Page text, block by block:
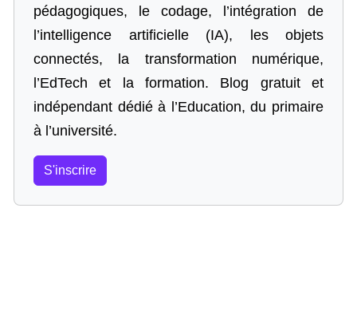
pédagogiques, le codage,
l’intégration de
l’intelligence artificielle (IA), les objets
connectés, la transformation numérique,
l’EdTech et la formation. Blog gratuit et
indépendant dédié à l’Education, du primaire
à l’université.
S'inscrire